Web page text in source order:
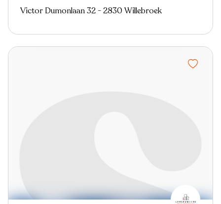
Victor Dumonlaan 32 - 2830 Willebroek